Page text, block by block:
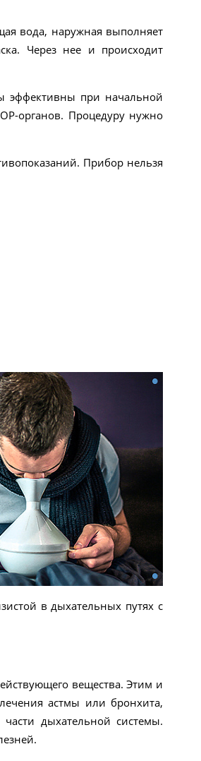
вода, наружная выполняет
Через нее и происходит
эффективны при начальной
органов. Процедуру нужно
Прибор нельзя
в дыхательных путях с
вещества. Этим и
астмы или бронхита,
дыхательной системы.